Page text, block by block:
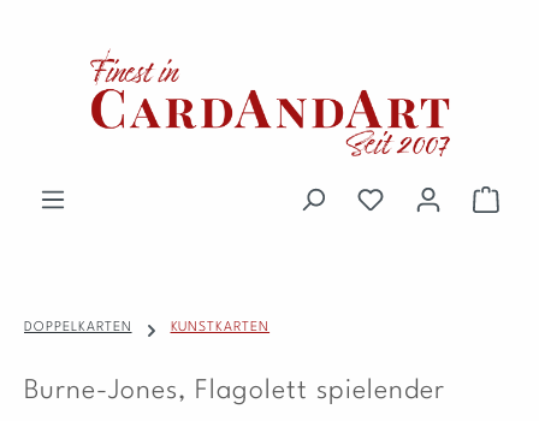
Du hast 0 Produkte
DOPPELKARTEN KUNSTKARTEN
Burne-Jones, Flagolett spielender